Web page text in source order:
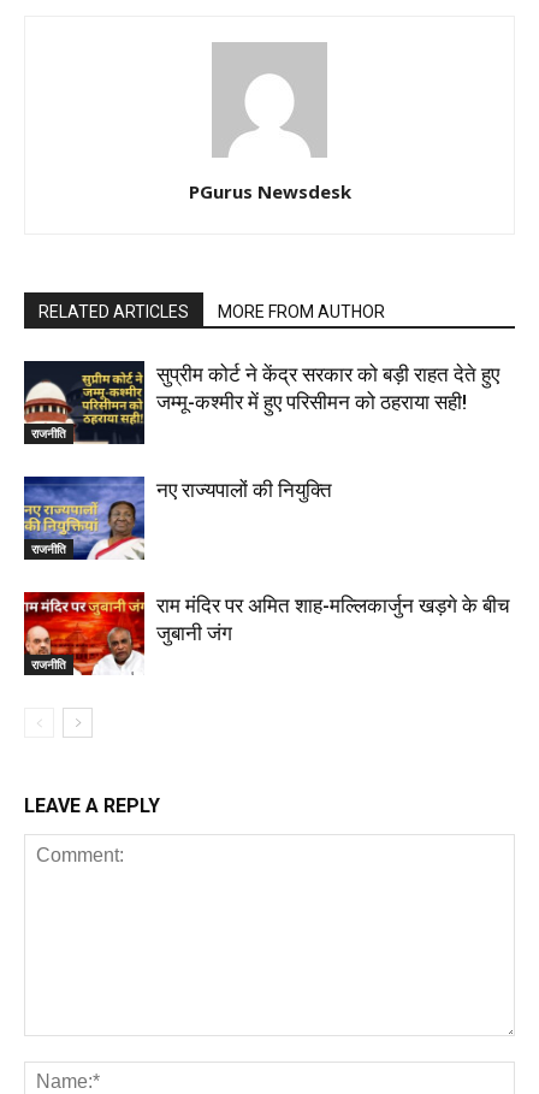
PGurus Newsdesk
RELATED ARTICLES MORE FROM AUTHOR
राजनीति
सुप्रीम कोर्ट ने केंद्र सरकार को बड़ी राहत देते हुए
जम्मू-कश्मीर में हुए परिसीमन को ठहराया सही!
राजनीति
नए राज्यपालों की नियुक्ति
राजनीति
राम मंदिर पर अमित शाह-मल्लिकार्जुन खड़गे के बीच
जुबानी जंग
LEAVE A REPLY